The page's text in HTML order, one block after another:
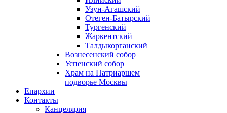
Узун-Агашский
Отеген-Батырский
Тургенский
Жаркентский
Талдыкорганский
Вознесенский собор
Успенский собор
Храм на Патриаршем
подворье Москвы
Епархии
Контакты
Канцелярия